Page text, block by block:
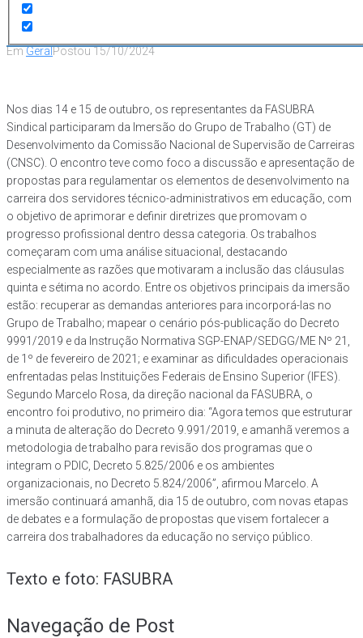
Carreiras (CNSC)
EmGeralPostou15/10/2024
Nos dias 14 e 15 de outubro, os representantes da FASUBRA
Sindical participaram da Imersão do Grupo de Trabalho (GT) de
Desenvolvimento da Comissão Nacional de Supervisão de Carreiras
(CNSC). O encontro teve como foco a discussão e apresentação de
propostas para regulamentar os elementos de desenvolvimento na
carreira dos servidores técnico-administrativos em educação, com
o objetivo de aprimorar e definir diretrizes que promovam o
progresso profissional dentro dessa categoria. Os trabalhos
começaram com uma análise situacional, destacando
especialmente as razões que motivaram a inclusão das cláusulas
quinta e sétima no acordo. Entre os objetivos principais da imersão
estão: recuperar as demandas anteriores para incorporá-las no
Grupo de Trabalho; mapear o cenário pós-publicação do Decreto
9991/2019 e da Instrução Normativa SGP-ENAP/SEDGG/ME Nº 21,
de 1º de fevereiro de 2021; e examinar as dificuldades operacionais
enfrentadas pelas Instituições Federais de Ensino Superior (IFES).
Segundo Marcelo Rosa, da direção nacional da FASUBRA, o
encontro foi produtivo, no primeiro dia: “Agora temos que estruturar
a minuta de alteração do Decreto 9.991/2019, e amanhã veremos a
metodologia de trabalho para revisão dos programas que o
integram o PDIC, Decreto 5.825/2006 e os ambientes
organizacionais, no Decreto 5.824/2006”, afirmou Marcelo. A
imersão continuará amanhã, dia 15 de outubro, com novas etapas
de debates e a formulação de propostas que visem fortalecer a
carreira dos trabalhadores da educação no serviço público.
Texto e foto: FASUBRA
Navegação de Post